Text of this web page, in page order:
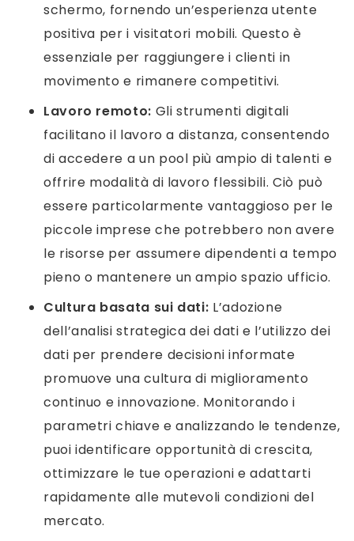
schermo, fornendo un’esperienza utente
positiva per i visitatori mobili. Questo è
essenziale per raggiungere i clienti in
movimento e rimanere competitivi.
Lavoro remoto: Gli strumenti digitali
facilitano il lavoro a distanza, consentendo
di accedere a un pool più ampio di talenti e
offrire modalità di lavoro flessibili. Ciò può
essere particolarmente vantaggioso per le
piccole imprese che potrebbero non avere
le risorse per assumere dipendenti a tempo
pieno o mantenere un ampio spazio ufficio.
Cultura basata sui dati: L’adozione
dell’analisi strategica dei dati e l’utilizzo dei
dati per prendere decisioni informate
promuove una cultura di miglioramento
continuo e innovazione. Monitorando i
parametri chiave e analizzando le tendenze,
puoi identificare opportunità di crescita,
ottimizzare le tue operazioni e adattarti
rapidamente alle mutevoli condizioni del
mercato.